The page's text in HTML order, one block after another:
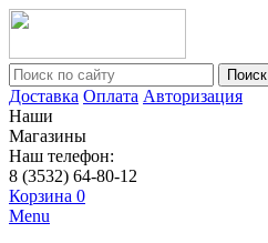
Поиск
Доставка Оплата Авторизация
Наши
Магазины
Наш телефон:
8 (3532) 64-80-12
Корзина 0
Menu